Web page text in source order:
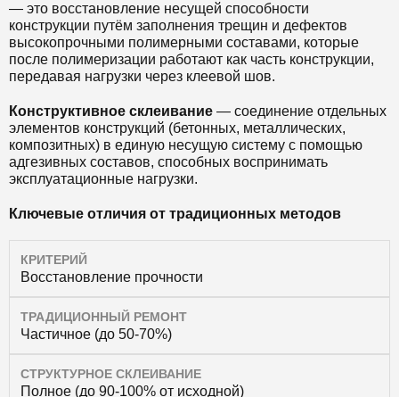
— это восстановление несущей способности
конструкции путём заполнения трещин и дефектов
высокопрочными полимерными составами, которые
после полимеризации работают как часть конструкции,
передавая нагрузки через клеевой шов.
Конструктивное склеивание — соединение отдельных
элементов конструкций (бетонных, металлических,
композитных) в единую несущую систему с помощью
адгезивных составов, способных воспринимать
эксплуатационные нагрузки.
Ключевые отличия от традиционных методов
КРИТЕРИЙ
Восстановление прочности
ТРАДИЦИОННЫЙ РЕМОНТ
Частичное (до 50-70%)
СТРУКТУРНОЕ СКЛЕИВАНИЕ
Полное (до 90-100% от исходной)